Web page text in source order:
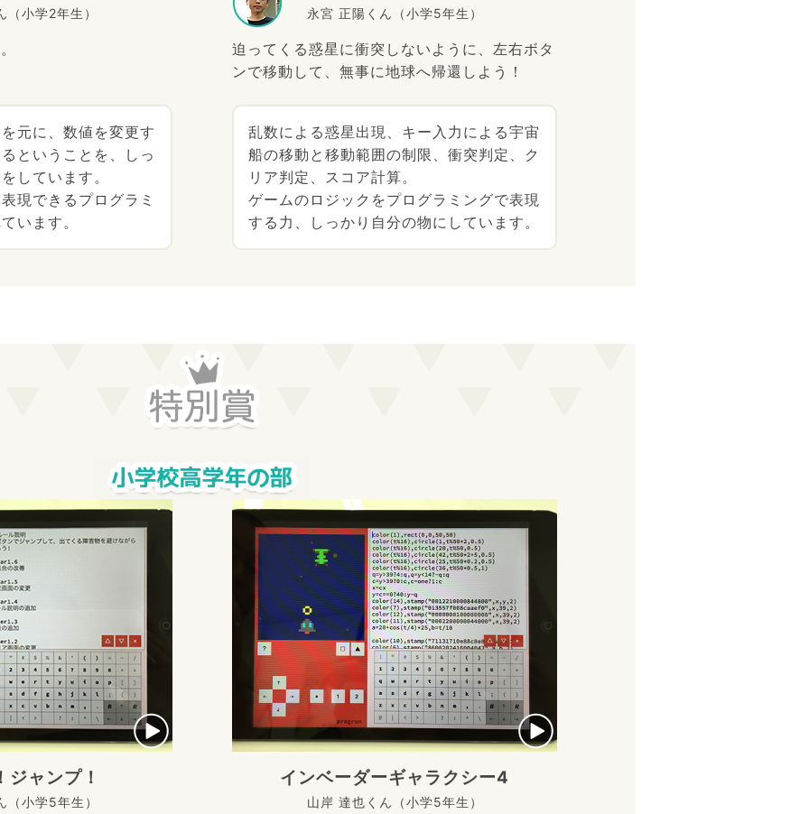
（小学2年生）
元に、数値を変更す
ということを、しっ
しています。
現できるプログラミ
います。
永宮 正陽くん（小学5年生）
迫ってくる惑星に衝突しないように、左右ボタ
ンで移動して、無事に地球へ帰還しよう！
乱数による惑星出現、キー入力による宇宙
船の移動と移動範囲の制限、衝突判定、ク
リア判定、スコア計算。
ゲームのロジックをプログラミングで表現
する力、しっかり自分の物にしています。
ジャンプ！
（小学5年生）
インベーダーギャラクシー4
山岸 達也くん（小学5年生）